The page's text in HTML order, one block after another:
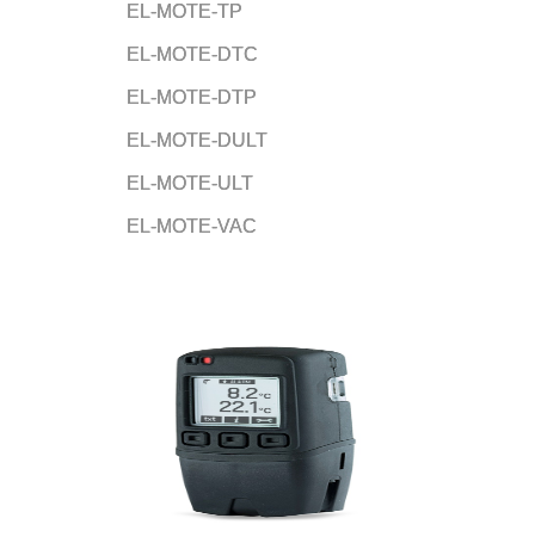
            EL-MOTE-TP
            EL-MOTE-DTC
            EL-MOTE-DTP
            EL-MOTE-DULT
            EL-MOTE-ULT
            EL-MOTE-VAC